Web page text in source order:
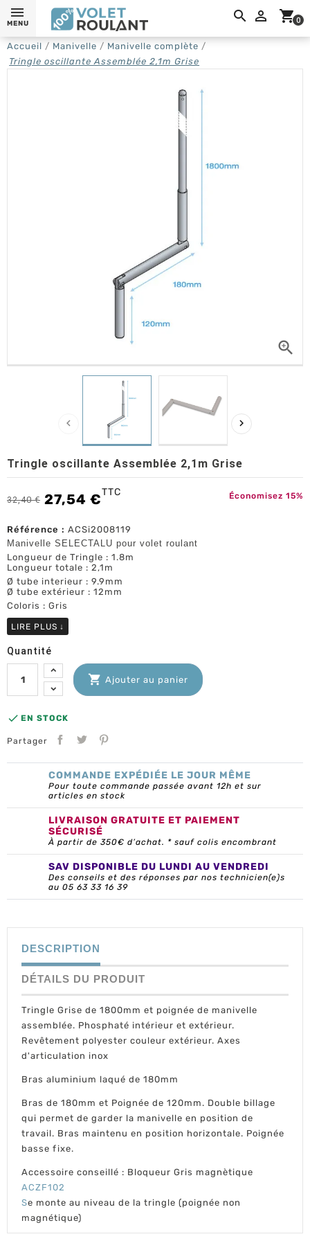
 shopping_cart0
MENU
Accueil Manivelle
Manivelle complète
Tringle oscillante Assemblée 2,1m Grise

 
Tringle oscillante Assemblée 2,1m Grise
32,40 € 27,54 €TTC Économisez 15%
Référence : ACSi2008119
Manivelle SELECTALU pour volet roulant
Longueur de Tringle : 1.8m
Longueur totale : 2,1m
Ø tube interieur : 9.9mm
Ø tube extérieur : 12mm
Coloris : Gris
LIRE PLUS ↓
Quantité
 Ajouter au panier
 EN STOCK
Partager
COMMANDE EXPÉDIÉE LE JOUR MÊME
Pour toute commande passée avant 12h et sur
articles en stock
LIVRAISON GRATUITE ET PAIEMENT
SÉCURISÉ
À partir de 350€ d’achat. * sauf colis encombrant
SAV DISPONIBLE DU LUNDI AU VENDREDI
Des conseils et des réponses par nos technicien(e)s
au 05 63 33 16 39
DESCRIPTION
DÉTAILS DU PRODUIT
Tringle Grise de 1800mm et poignée de manivelle
assemblée. Phosphaté intérieur et extérieur.
Revêtement polyester couleur extérieur. Axes
d'articulation inox
Bras aluminium laqué de 180mm
Bras de 180mm et Poignée de 120mm. Double billage
qui permet de garder la manivelle en position de
travail. Bras maintenu en position horizontale. Poignée
basse fixe.
Accessoire conseillé : Bloqueur Gris magnètique
ACZF102
Se monte au niveau de la tringle (poignée non
magnétique)